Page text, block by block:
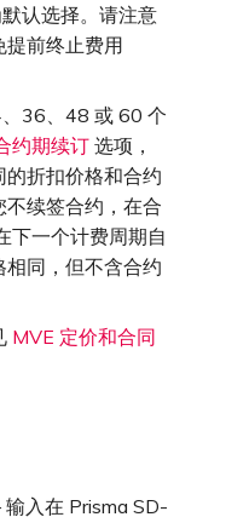
认选择。请注意
提前终止费用
36、48 或 60 个
约期续订 选项，
折扣价格和合约
续签合约，在合
下一个计费周期自
同，但不含合约
MVE 定价和合同
输入在 Prisma SD-